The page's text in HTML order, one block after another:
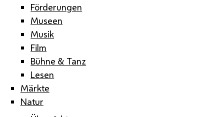
Förderungen
Museen
Musik
Film
Bühne & Tanz
Lesen
Märkte
Natur